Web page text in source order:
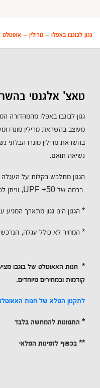
גגון לבוגבו באפלו – מרילין – אאוטלט
טאצ' אלגנטי
מעוצב בהשראת מרילין מונרו
בהשראת מרילין מונרו הבלתי
נשיאה תואם.
הגגון מתלבש בקלות על
ברמה של 50+
UPF, וניתן
* הגגון הינו גגון מתארך
* המחיר לא כולל עגלה,
* חנות האאוטלט של בוגבו
קודמות ובמחירים מיוחדים.
לתקנון המלא של חנות
* התמונות להמחשה בלבד
** בכפוף לזמינות המלאי